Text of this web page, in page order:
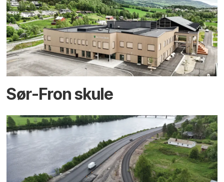
Sør-Fron skule